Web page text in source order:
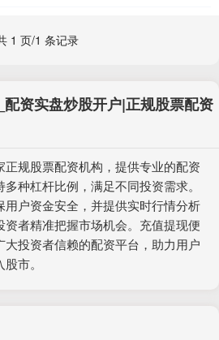
1 页/1 条记录
资实盘炒股开户|正规股票配资
规股票配资机构，提供专业的配资
种杠杆比例，满足不同投资需求。
户资金安全，并提供实时行情分析
者精准把握市场机会。充值提现便
投资者信赖的配资平台，助力用户
市。